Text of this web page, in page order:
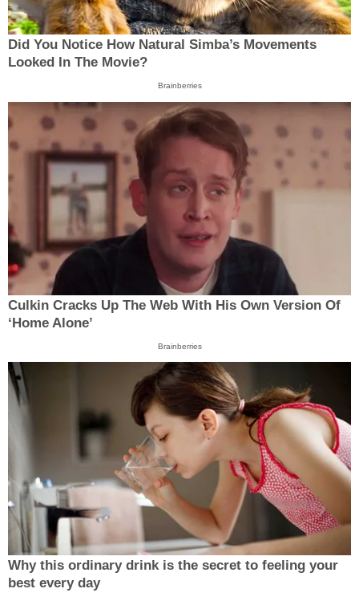
Did You Notice How Natural Simba’s Movements
Looked In The Movie?
Brainberries
Culkin Cracks Up The Web With His Own Version Of
‘Home Alone’
Brainberries
Why this ordinary drink is the secret to feeling your
best every day